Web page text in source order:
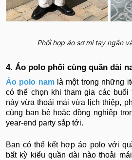
Phối hợp áo sơ mi tay ngắn
4. Áo polo phối cùng quần dài
Áo polo nam là một trong những
có thể chọn khi tham gia các buổi
này vừa thoải mái vừa lịch thiệp,
cùng bạn bè hoặc đồng nghiệp
year-end party sắp tới.
Bạn có thể kết hợp áo polo với
bất kỳ kiểu quần dài nào thoải